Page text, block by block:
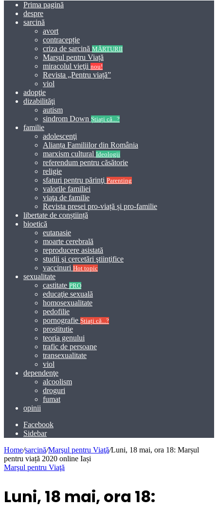
Prima pagină
despre
sarcină
avort
contracepție
criza de sarcină MĂRTURII
Marșul pentru Viață
miracolul vieţii nou!
Revista „Pentru viață”
viol
adopţie
dizabilităţi
autism
sindrom Down Știați că...?
familie
adolescenţi
Alianța Familiilor din România
marxism cultural Ideologii
referendum pentru căsătorie
religie
sfaturi pentru părinţi Parenting
valorile familiei
viaţa de familie
Revista presei pro-viață și pro-familie
libertate de conștiință
bioetică
eutanasie
moarte cerebrală
reproducere asistată
studii şi cercetări ştiinţifice
vaccinuri Hot topic
sexualitate
castitate PRO
educaţie sexuală
homosexualitate
pedofilie
pornografie Știați că...?
prostitutie
teoria genului
trafic de persoane
transexualitate
viol
dependenţe
alcoolism
droguri
fumat
opinii
Facebook
Sidebar
Home/sarcină/Marşul pentru Viaţă/Luni, 18 mai, ora 18: Marșul
pentru viață 2020 online Iași
Marşul pentru Viaţă
Luni, 18 mai, ora 18: